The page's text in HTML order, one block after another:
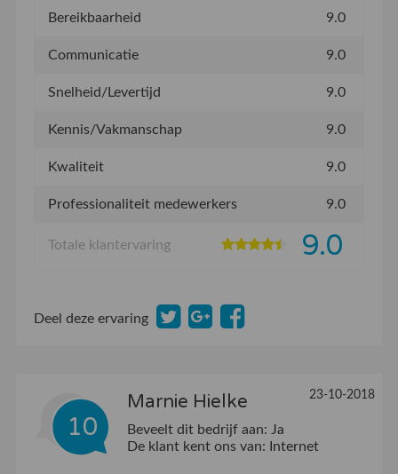
Bereikbaarheid 9.0
Communicatie 9.0
Snelheid/Levertijd 9.0
Kennis/Vakmanschap 9.0
Kwaliteit 9.0
Professionaliteit medewerkers 9.0
Totale klantervaring 9.0
Deel deze ervaring
10
Marnie Hielke 23-10-2018
Beveelt dit bedrijf aan: Ja
De klant kent ons van:
Internet